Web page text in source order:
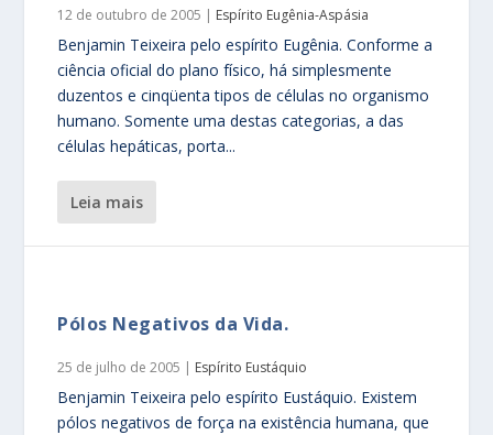
12 de outubro de 2005 | Espírito Eugênia-Aspásia
Benjamin Teixeira pelo espírito Eugênia. Conforme a
ciência oficial do plano físico, há simplesmente
duzentos e cinqüenta tipos de células no organismo
humano. Somente uma destas categorias, a das
células hepáticas, porta...
leia mais
Pólos Negativos da Vida.
25 de julho de 2005 | Espírito Eustáquio
Benjamin Teixeira pelo espírito Eustáquio. Existem
pólos negativos de força na existência humana, que